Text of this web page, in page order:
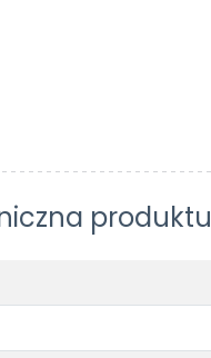
produktu